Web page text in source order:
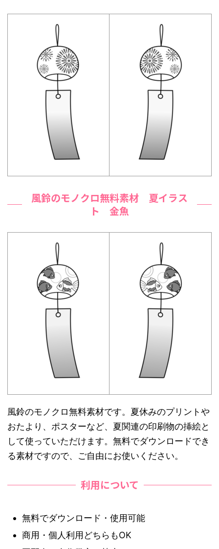
風鈴のモノクロ無料素材 夏イラス
ト 金魚
風鈴のモノクロ無料素材です。夏休みのプリントや
おたより、ポスターなど、夏関連の印刷物の挿絵と
して使っていただけます。無料でダウンロードでき
る素材ですので、ご自由にお使いください。
利用について
無料でダウンロード・使用可能
商用・個人利用どちらもOK